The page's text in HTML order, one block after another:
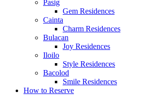
Pasig
Gem Residences
Cainta
Charm Residences
Bulacan
Joy Residences
Iloilo
Style Residences
Bacolod
Smile Residences
How to Reserve